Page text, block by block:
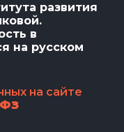
развития
в
на русском
на сайте
ФЗ